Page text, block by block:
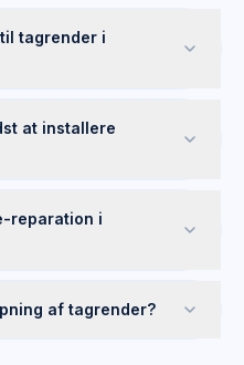
tagrender i
at installere
reparation i
af tagrender?